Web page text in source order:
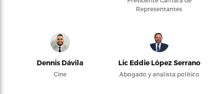
Representantes
Dennis Dávila
Cine
Lic Eddie López Serrano
Abogado y analista político